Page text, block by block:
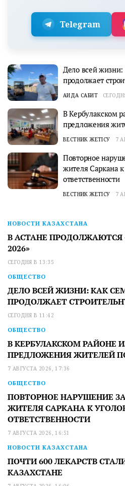
Telegram
Дело всей
продолжает
АИДА САБИТ
В Кербулакском
предложения
ВЕСТНИК ЖЕТІСУ 7
Повторное
жителя Саркана
ответственности
ВЕСТНИК ЖЕТІСУ 7
НОВОСТИ КАЗАХСТАНА
В АСТАНЕ ПРОДОЛЖАЮТСЯ
2026»
СЕГОДНЯ В 13:35
ОБЩЕСТВО
ДЕЛО ВСЕЙ ЖИЗНИ: КАК
ПРОДОЛЖАЕТ
СЕГОДНЯ В 11:42
ОБЩЕСТВО
В КЕРБУЛАКСКОМ РАЙОНЕ
ПРЕДЛОЖЕНИЯ ЖИТЕЛЕЙ
7 АВГУСТА 2026, 17:36
ОБЩЕСТВО
ПОВТОРНОЕ НАРУШЕНИЕ
ЖИТЕЛЯ САРКАНА К
ОТВЕТСТВЕННОСТИ
7 АВГУСТА 2026, 16:51
НОВОСТИ КАЗАХСТАНА
ПОЧТИ 600 ЛЕКАРСТВ
КАЗАХСТАНЕ